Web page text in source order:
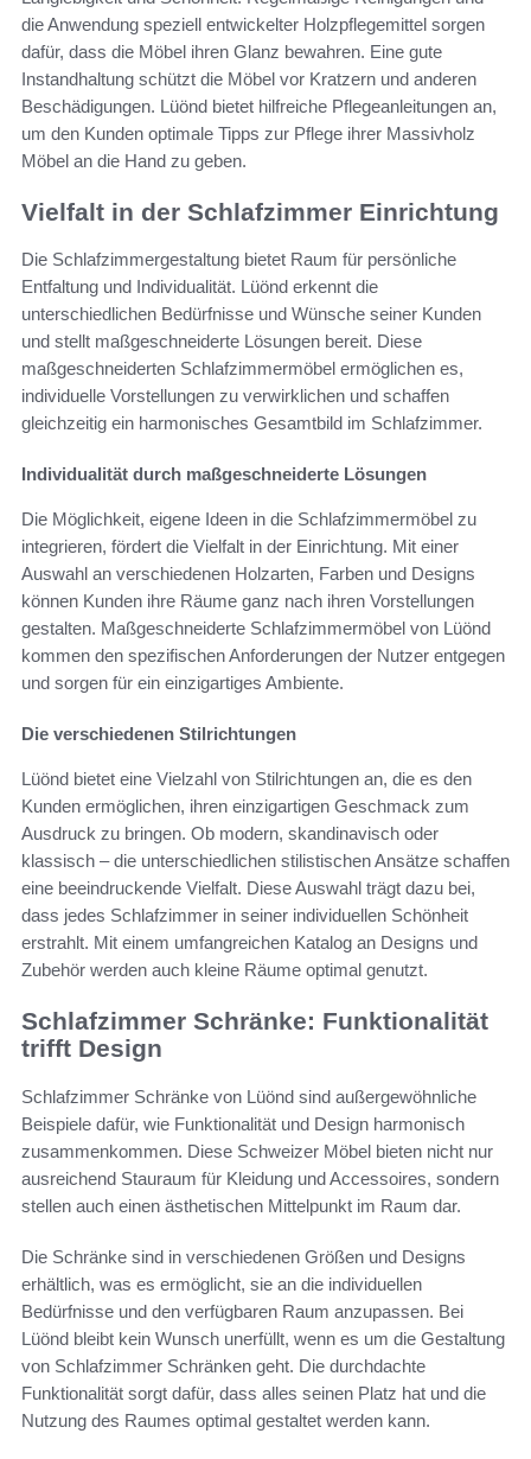
die Anwendung speziell entwickelter Holzpflegemittel sorgen
dafür, dass die Möbel ihren Glanz bewahren. Eine gute
Instandhaltung schützt die Möbel vor Kratzern und anderen
Beschädigungen. Lüönd bietet hilfreiche Pflegeanleitungen an,
um den Kunden optimale Tipps zur Pflege ihrer Massivholz
Möbel an die Hand zu geben.
Vielfalt in der Schlafzimmer Einrichtung
Die Schlafzimmergestaltung bietet Raum für persönliche
Entfaltung und Individualität. Lüönd erkennt die
unterschiedlichen Bedürfnisse und Wünsche seiner Kunden
und stellt maßgeschneiderte Lösungen bereit. Diese
maßgeschneiderten Schlafzimmermöbel ermöglichen es,
individuelle Vorstellungen zu verwirklichen und schaffen
gleichzeitig ein harmonisches Gesamtbild im Schlafzimmer.
Individualität durch maßgeschneiderte Lösungen
Die Möglichkeit, eigene Ideen in die Schlafzimmermöbel zu
integrieren, fördert die Vielfalt in der Einrichtung. Mit einer
Auswahl an verschiedenen Holzarten, Farben und Designs
können Kunden ihre Räume ganz nach ihren Vorstellungen
gestalten. Maßgeschneiderte Schlafzimmermöbel von Lüönd
kommen den spezifischen Anforderungen der Nutzer entgegen
und sorgen für ein einzigartiges Ambiente.
Die verschiedenen Stilrichtungen
Lüönd bietet eine Vielzahl von Stilrichtungen an, die es den
Kunden ermöglichen, ihren einzigartigen Geschmack zum
Ausdruck zu bringen. Ob modern, skandinavisch oder
klassisch – die unterschiedlichen stilistischen Ansätze schaffen
eine beeindruckende Vielfalt. Diese Auswahl trägt dazu bei,
dass jedes Schlafzimmer in seiner individuellen Schönheit
erstrahlt. Mit einem umfangreichen Katalog an Designs und
Zubehör werden auch kleine Räume optimal genutzt.
Schlafzimmer Schränke: Funktionalität
trifft Design
Schlafzimmer Schränke von Lüönd sind außergewöhnliche
Beispiele dafür, wie Funktionalität und Design harmonisch
zusammenkommen. Diese Schweizer Möbel bieten nicht nur
ausreichend Stauraum für Kleidung und Accessoires, sondern
stellen auch einen ästhetischen Mittelpunkt im Raum dar.
Die Schränke sind in verschiedenen Größen und Designs
erhältlich, was es ermöglicht, sie an die individuellen
Bedürfnisse und den verfügbaren Raum anzupassen. Bei
Lüönd bleibt kein Wunsch unerfüllt, wenn es um die Gestaltung
von Schlafzimmer Schränken geht. Die durchdachte
Funktionalität sorgt dafür, dass alles seinen Platz hat und die
Nutzung des Raumes optimal gestaltet werden kann.